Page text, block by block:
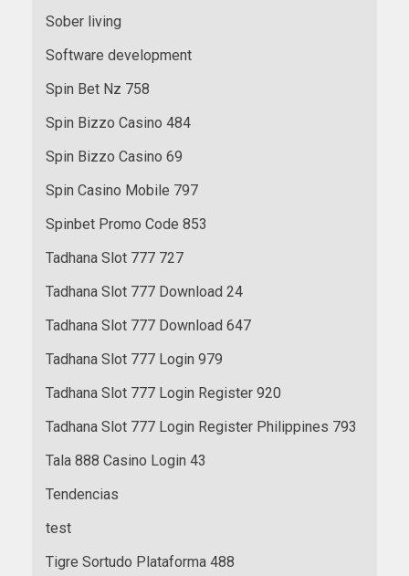
Sober living
Software development
Spin Bet Nz 758
Spin Bizzo Casino 484
Spin Bizzo Casino 69
Spin Casino Mobile 797
Spinbet Promo Code 853
Tadhana Slot 777 727
Tadhana Slot 777 Download 24
Tadhana Slot 777 Download 647
Tadhana Slot 777 Login 979
Tadhana Slot 777 Login Register 920
Tadhana Slot 777 Login Register Philippines 793
Tala 888 Casino Login 43
Tendencias
test
Tigre Sortudo Plataforma 488